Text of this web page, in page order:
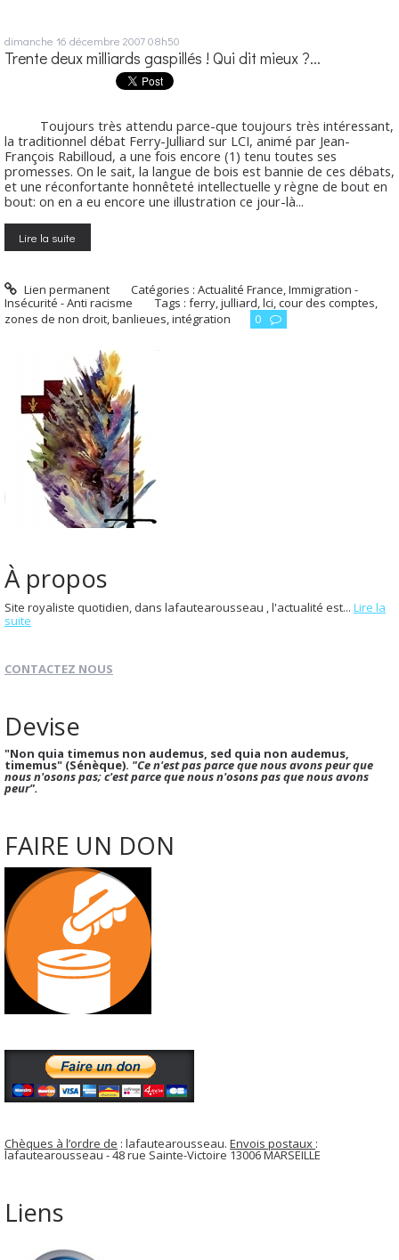
dimanche 16 décembre 200708h50
Trente deux milliards gaspillés ! Qui dit mieux ?...
Toujours très attendu parce-que toujours très intéressant,
la traditionnel débat Ferry-Julliard sur LCI, animé par Jean-
François Rabilloud, a une fois encore (1) tenu toutes ses
promesses. On le sait, la langue de bois est bannie de ces débats,
et une réconfortante honnêteté intellectuelle y règne de bout en
bout: on en a eu encore une illustration ce jour-là...
Lire la suite
Lien permanent Catégories :Actualité France ,Immigration -
Insécurité - Anti racisme
Tags : ferry, julliard lci cour des comptes
zones de non droit banlieues intégration 0
À propos
Site royaliste quotidien, dans lafautearousseau , l'actualité est... Lire la
suite
CONTACTEZ NOUS
Devise
"Non quia timemus non audemus, sed quia non audemus,
timemus" (Sénèque). "Ce n'est pas parce que nous avons peur que
nous n'osons pas; c'est parce que nous n'osons pas que nous avons
peur".
FAIRE UN DON
Chèques à l’ordre de : lafautearousseau. Envois postaux :
lafautearousseau - 48 rue Sainte-Victoire 13006 MARSEILLE
Liens